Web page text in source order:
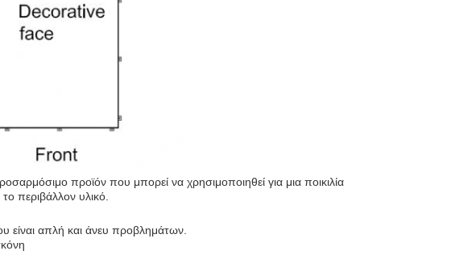
προϊόν που μπορεί να χρησιμοποιηθεί για μια ποικιλία
περιβάλλον υλικό.
είναι απλή και άνευ προβλημάτων.